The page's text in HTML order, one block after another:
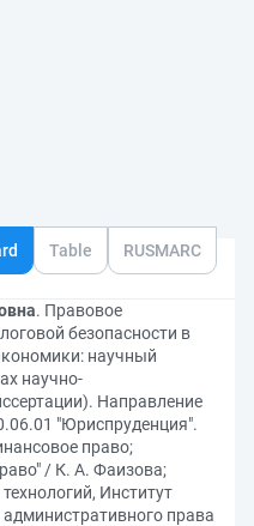
Table RUSMARC
. Правовое
безопасности в
научный
научно-
Направление
"Юриспруденция".
право;
/ К. А. Фаизова;
Институт
права